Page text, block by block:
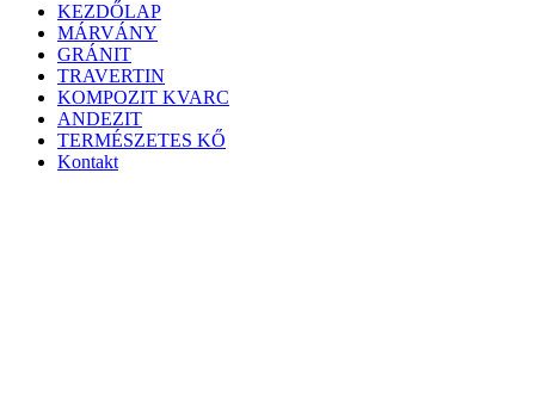
KEZDŐLAP
MÁRVÁNY
GRÁNIT
TRAVERTIN
KOMPOZIT KVARC
ANDEZIT
TERMÉSZETES KŐ
Kontakt